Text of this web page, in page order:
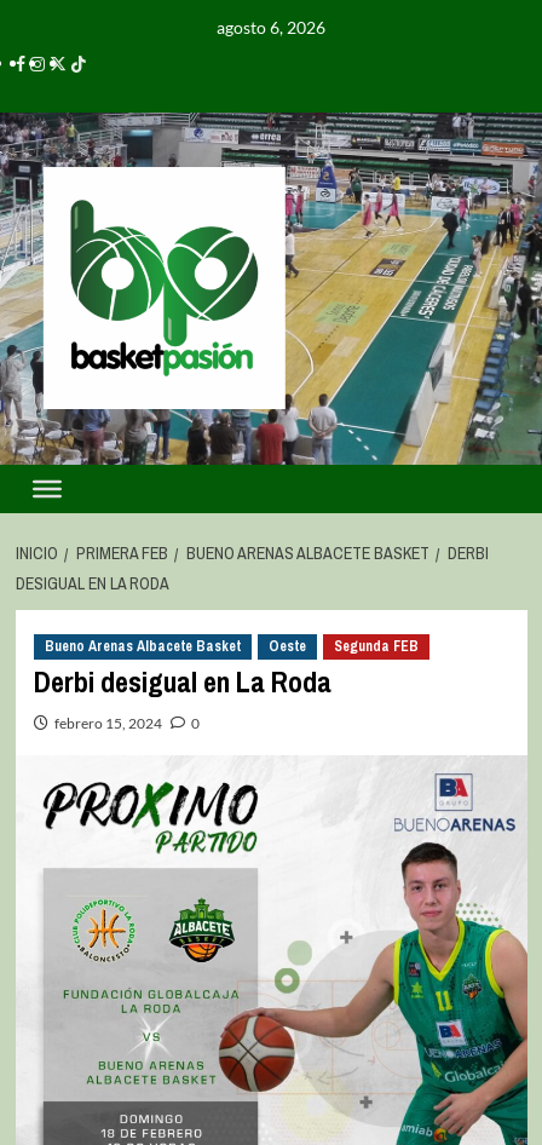
agosto 6, 2026
INICIO PRIMERA FEB BUENO ARENAS ALBACETE BASKET
DERBI
DESIGUAL EN LA RODA
Bueno Arenas Albacete Basket Oeste Segunda FEB
Derbi desigual en La Roda
febrero 15, 2024 0